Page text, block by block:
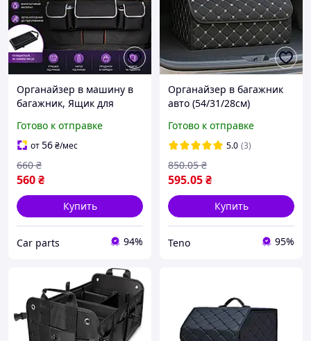
Органайзер в машину в
багажник, Ящик для
Автомобильный ящик,
черный
Готово к отправке
от56₴/мес
560₴
660 ₴
Купить
Сar parts 94%
Органайзер в багажник
авто (54/31/28см)
машину / Сумка в
багажник
Готово к отправке
5.0 (3)
595.05₴
850.05 ₴
Купить
Teno 95%